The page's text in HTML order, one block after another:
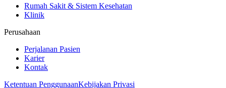
Rumah Sakit & Sistem Kesehatan
Klinik
Perusahaan
Perjalanan Pasien
Karier
Kontak
Ketentuan PenggunaanKebijakan Privasi